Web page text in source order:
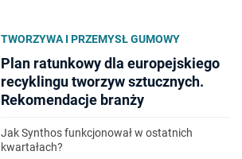
TWORZYWA I PRZEMYSŁ GUMOWY
Plan ratunkowy dla europejskiego
recyklingu tworzyw sztucznych.
Rekomendacje branży
Jak Synthos funkcjonował w ostatnich
kwartałach?